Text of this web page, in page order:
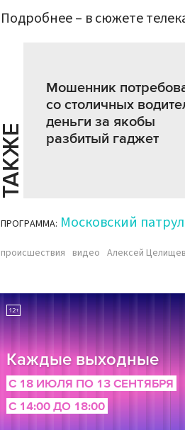
Подробнее – в сюжете
Й
Е
Мошенник
со столичных
деньги за якобы
разбитый гаджет
ПРОГРАММА: Московский
происшествия видео Алексей Целищев